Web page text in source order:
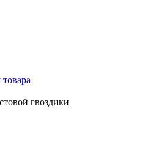
гвоздики